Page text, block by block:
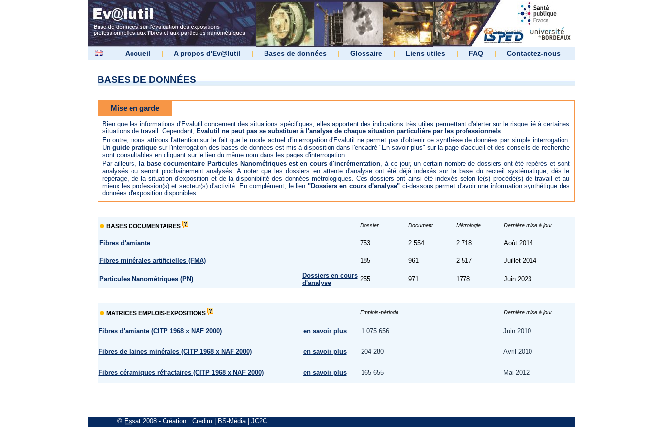
Accueil | A propos d'Ev@lutil | Bases de données | Glossaire | Liens utiles | FAQ | Contactez-nous
BASES DE DONNÉES
Mise en garde
Bien que les informations d'Evalutil concernent des situations spécifiques, elles apportent des indications très utiles permettant d'alerter sur le risque lié à certaines
situations de travail. Cependant, Evalutil ne peut pas se substituer à l'analyse de chaque situation particulière par les professionnels.
En outre, nous attirons l'attention sur le fait que le mode actuel d'interrogation d'Evalutil ne permet pas d'obtenir de synthèse de données par simple interrogation.
Un guide pratiquesur l'interrogation des bases de données est mis à disposition dans l'encadré "En savoir plus" sur la page d'accueil et des conseils de recherche
sont consultables en cliquant sur le lien du même nom dans les pages d'interrogation.
Par ailleurs,
la base documentaire Particules Nanométriques est en cours d'incrémentation, à ce jour, un certain nombre de dossiers ont été repérés et sont
analysés ou seront prochainement analysés. A noter que les dossiers en attente d'analyse ont été déjà indexés sur la base du recueil systématique, dés le
repérage, de la situation d'exposition et de la disponibilité des données métrologiques. Ces dossiers ont ainsi été indexés selon le(s) procédé(s) de travail et au
mieux les profession(s) et secteur(s) d'activité. En complément, le lien "Dossiers en cours d'analyse" ci-dessous permet d'avoir une information synthétique des
données d'exposition disponibles.
BASES DOCUMENTAIRES Dossier Document Métrologie Dernière mise à jour
Fibres d'amiante 753 2 554 2 718 Août 2014
Fibres minérales artificielles (FMA) 185 961 2 517 Juillet 2014
Particules Nanométriques (PN)
Dossiers en cours
d'analyse
255 971 1778 Juin 2023
MATRICES EMPLOIS-EXPOSITIONS Emplois-période Dernière mise à jour
Fibres d'amiante (CITP 1968 x NAF 2000) en savoir plus 1 075 656 Juin 2010
Fibres de laines minérales (CITP 1968 x NAF 2000) en savoir plus 204 280 Avril 2010
Fibres céramiques réfractaires (CITP 1968 x NAF 2000) en savoir plus 165 655 Mai 2012
© Essat2008 - Création : Credim BS-Média| JC2C